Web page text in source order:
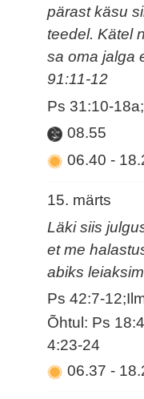
pärast käsu
teedel. Kätel
sa oma jalga
91:11-12
Ps 31:10-
08.55
06.40-
15. märts
Läki siis
et me
abiks
Ps 42:7-
Õhtul: Ps
4:23-24
06.37-